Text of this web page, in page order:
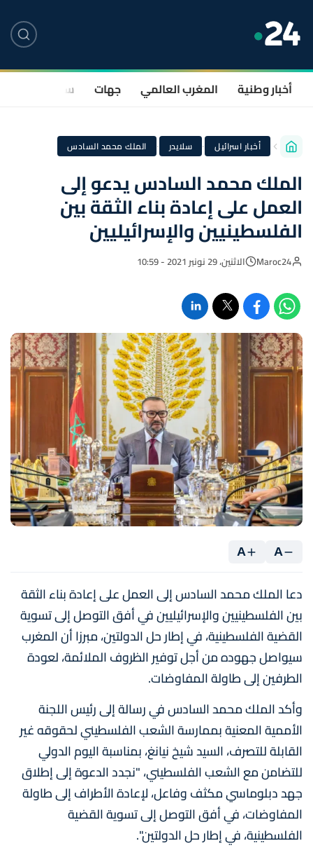
أخبار وطنية المغرب العالمي جهات سياسة
أخبار اسرائيل · سلايدر · الملك محمد السادس
الملك محمد السادس يدعو إلى
العمل على إعادة بناء الثقة بين
الفلسطينيين والإسرائيليين
Maroc24 الاثنين، 29 نونبر 2021 - 10:59
A
A
دعا الملك محمد السادس إلى العمل على إعادة بناء الثقة
بين الفلسطينيين والإسرائيليين في أفق التوصل إلى تسوية
القضية الفلسطينية، في إطار حل الدولتين، مبرزا أن المغرب
سيواصل جهوده من أجل توفير الظروف الملائمة، لعودة
الطرفين إلى طاولة المفاوضات.
وأكد الملك محمد السادس في رسالة إلى رئيس اللجنة
الأممية المعنية بممارسة الشعب الفلسطيني لحقوقه غير
القابلة للتصرف، السيد شيخ نيانغ، بمناسبة اليوم الدولي
للتضامن مع الشعب الفلسطيني، "نجدد الدعوة إلى إطلاق
جهد دبلوماسي مكثف وفاعل، لإعادة الأطراف إلى طاولة
المفاوضات، في أفق التوصل إلى تسوية القضية
الفلسطينية، في إطار حل الدولتين".